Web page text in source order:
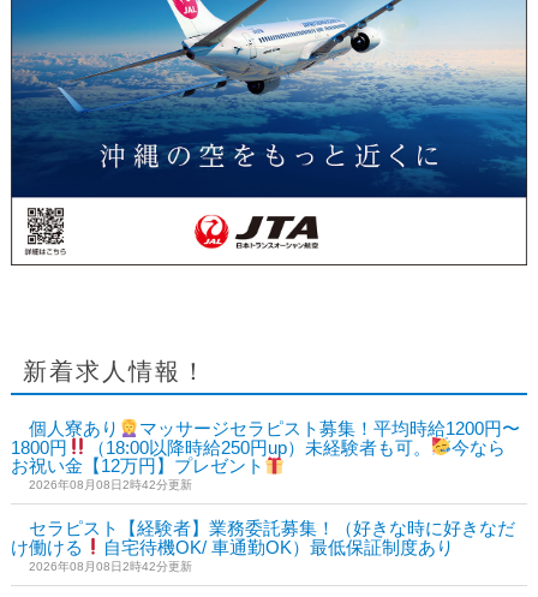
新着求人情報！
個人寮あり
マッサージセラピスト募集！平均時給1200円〜
1800円
（18:00以降時給250円up）未経験者も可。
今なら
お祝い金【12万円】プレゼント
2026年08月08日2時42分更新
セラピスト【経験者】業務委託募集！（好きな時に好きなだ
け働ける
自宅待機OK/ 車通勤OK）最低保証制度あり
2026年08月08日2時42分更新